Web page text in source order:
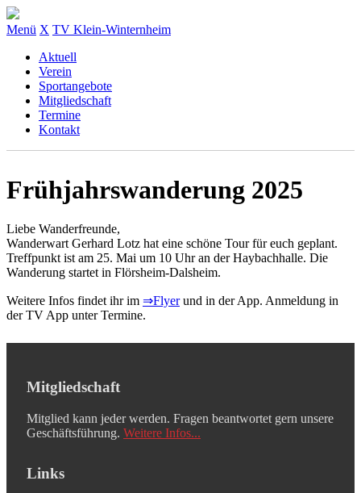
Menü X TV Klein-Winternheim
Aktuell
Verein
Sportangebote
Mitgliedschaft
Termine
Kontakt
Frühjahrswanderung 2025
Liebe Wanderfreunde,
Wanderwart Gerhard Lotz hat eine schöne Tour für euch geplant.
Treffpunkt ist am 25. Mai um 10 Uhr an der Haybachhalle. Die
Wanderung startet in Flörsheim-Dalsheim.
Weitere Infos findet ihr im ⇒Flyerund in der App. Anmeldung in
der TV App unter Termine.
Mitgliedschaft
Mitglied kann jeder werden. Fragen beantwortet gern unsere
Geschäftsführung. Weitere Infos...
Links